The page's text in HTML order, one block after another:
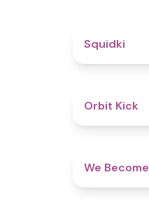
Squidki
Orbit Kick
We